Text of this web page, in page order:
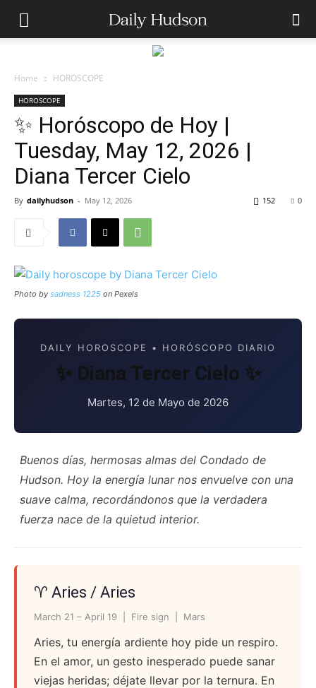
Home HOROSCOPE
HOROSCOPE
✨ Horóscopo de Hoy |
Tuesday, May 12, 2026 |
Diana Tercer Cielo
By dailyhudson - May 12, 2026 0
152
Photo by sadness 1225 on Pexels
DAILY HOROSCOPE • HORÓSCOPO DIARIO
✨ Diana Tercer Cielo ✨
Martes, 12 de Mayo de 2026
Buenos días, hermosas almas del Condado de
Hudson. Hoy la energía lunar nos envuelve con una
suave calma, recordándonos que la verdadera
fuerza nace de la quietud interior.
♈ Aries / Aries
March 21 – April 19 | Fire sign | Mars
Aries, tu energía ardiente hoy pide un respiro.
En el amor, un gesto inesperado puede sanar
viejas heridas; déjate llevar por la ternura. En